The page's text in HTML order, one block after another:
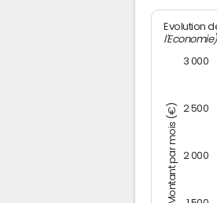
Montant par mois (€)
Evolution
l'Economie)
2 000
2 500
3 000